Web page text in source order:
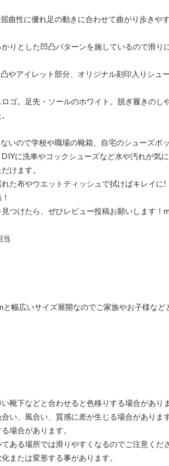
曲性に優れ足の動きに合わせて曲がり歩きや
りとした凹凸パターンを施しているので滑り
やアイレット部分、オリジナル刻印入りシュ
ゴ。足先・ソールのホワイト。脱ぎ履きのし
いので学校や職場の靴箱、自宅のシューズボ
に洗車やコックシューズなど水や汚れが気
けます。
た布やウエットティッシュで拭けばキレイに!
つけたら、ぜひレビュー投稿お願いします！
当
と幅広いサイズ展開なのでご家族やお子様な
靴下などと合わせると色移りする場合がありま
い、風合い、質感に差が生じる場合があります
場合があります。
ある場所では滑りやすくなるのでご注意くださ
または変形する事があります。